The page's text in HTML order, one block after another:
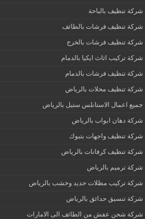
شركة تنظيف بالباحة
شركة تنظيف فرشات بالطائف
شركة تنظيف فرشات بالخرج
شركة تركيب اثاث ايكيا بالدمام
شركة تنظيف فرشات بالدمام
شركة تنظيف محلات بالرياض
جميع اعمال الاستانلس ستيل بالرياض
شركة دهان ابواب بالرياض
شركة تنظيف واجهات بتبوك
شركة تنظيف كرفانات بالرياض
شركة ترميم بالرياض
شركة تركيب مظلات حديد وخشب بالرياض
شركة تنسيق حدائق بالرياض
شركة شحن عفش من الطائف الى الامارات